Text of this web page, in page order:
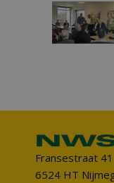
Fransestraat 41
6524 HT